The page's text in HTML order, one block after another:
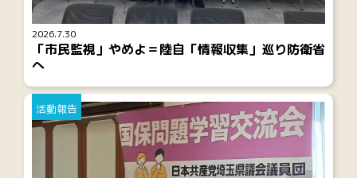
2026.7.30
「市民監視」やめよ＝陸自「情報収集」巡り防衛省
へ
活動報告